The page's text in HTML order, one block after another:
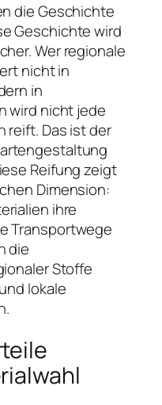
die Geschichte
Geschichte wird
Wer regionale
nicht in
in
wird nicht jede
reift. Das ist der
Reifung zeigt
Dimension:
ihre
Transportwege
die
Stoffe
lokale